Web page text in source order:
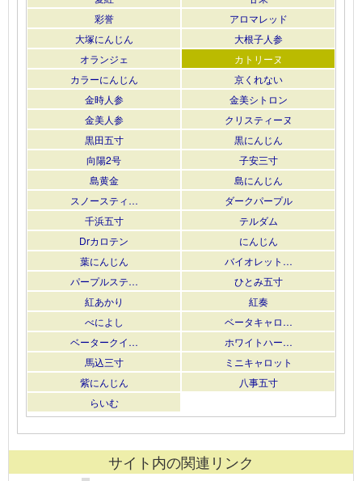
彩誉
アロマレッド
大塚にんじん
大根子人参
オランジェ
カトリーヌ
カラーにんじん
京くれない
金時人参
金美シトロン
金美人参
クリスティーヌ
黒田五寸
黒にんじん
向陽2号
子安三寸
島黄金
島にんじん
スノースティ…
ダークパープル
千浜五寸
テルダム
Drカロテン
にんじん
葉にんじん
バイオレット…
パープルステ…
ひとみ五寸
紅あかり
紅奏
べによし
ベータキャロ…
ベータークイ…
ホワイトハー…
馬込三寸
ミニキャロット
紫にんじん
八事五寸
らいむ
サイト内の関連リンク